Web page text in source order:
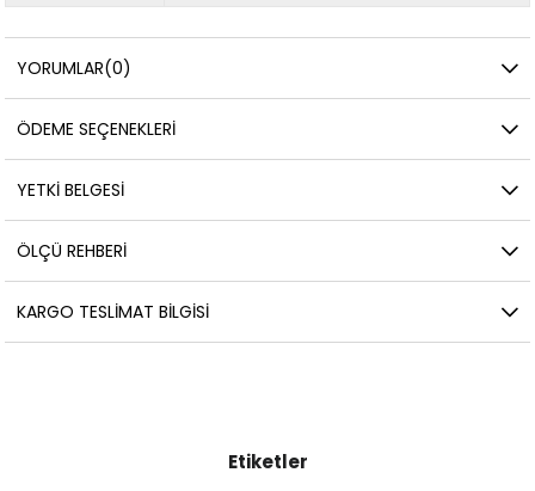
YORUMLAR(0)
ÖDEME SEÇENEKLERI
YETKİ BELGESİ
ÖLÇÜ REHBERI
KARGO TESLIMAT BILGISI
Etiketler